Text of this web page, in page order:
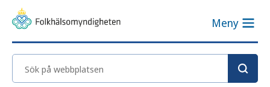
Meny
Sök på webbplatsen